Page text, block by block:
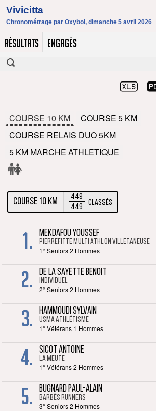
RÉSULTATS ENGAGÉS
COURSE 10 KM
COURSE 5 KM
COURSE RELAIS DUO 5KM
5 KM MARCHE ATHLETIQUE
COURSE 10 KM
449
449
Classés
1. MEKDAFOU YOUSSEF
PIERREFITTE MULTI ATHLON VILLETANEUSE
1° Seniors 2 Hommes
2. DE LA SAYETTE BENOIT
Individuel
2° Seniors 2 Hommes
3. HAMMOUDI SYLVAIN
USMA Athlétisme
1° Vétérans 1 Hommes
4. SICOT ANTOINE
LA MEUTE
1° Vétérans 2 Hommes
5. BUGNARD PAUL-ALAIN
Barbès Runners
3° Seniors 2 Hommes